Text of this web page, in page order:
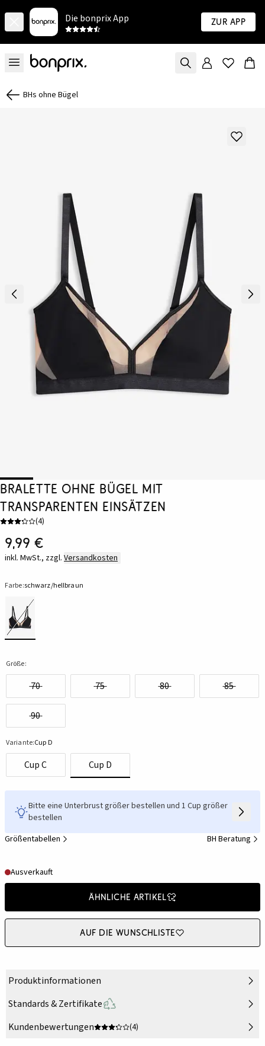
Die bonprix App Zur App
BHs ohne Bügel
Bralette ohne Bügel mit
transparenten Einsätzen
(4)
9,99 €
inkl. MwSt., zzgl. Versandkosten
Farbe:schwarz/hellbraun
Größe:
70 75 80 85
90
Variante:Cup D
Cup C Cup D
Bitte eine Unterbrust größer bestellen und 1 Cup größer
bestellen
Größentabellen
BH Beratung
Ausverkauft
Ähnliche Artikel
Auf die Wunschliste
Produktinformationen
Standards & Zertifikate
Kundenbewertungen
(4)